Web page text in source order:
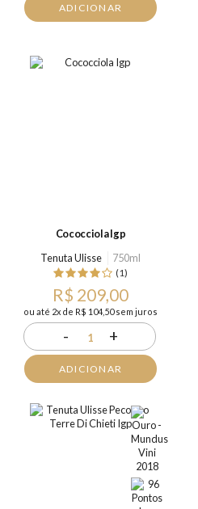
ADICIONAR
Cococciola Igp
Tenuta Ulisse
750ml
(1)
R$ 209,00
ou até 2x de R$ 104,50 sem juros
- 1 +
ADICIONAR